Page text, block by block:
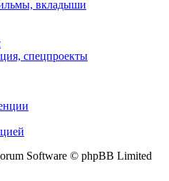
вкладыши
спецпроекты
Software © phpBB Limited